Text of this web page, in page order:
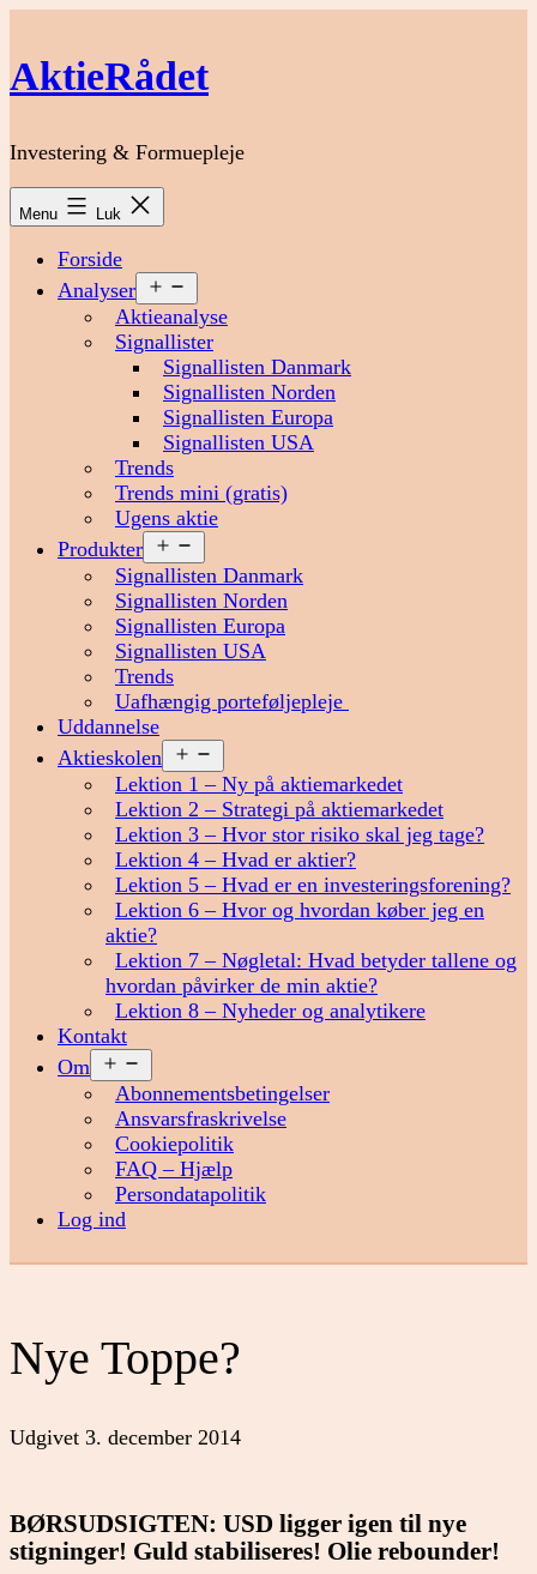
indhold
AktieRådet
Investering & Formuepleje
Menu Luk
Forside
Analyser
menu
Aktieanalyse
Signallister
Signallisten Danmark
Signallisten Norden
Signallisten Europa
Signallisten USA
Trends
Trends mini (gratis)
Ugens aktie
Produkter
menu
Signallisten Danmark
Signallisten Norden
Signallisten Europa
Signallisten USA
Trends
Uafhængig porteføljepleje
Uddannelse
Aktieskolen
menu
Lektion 1 – Ny på aktiemarkedet
Lektion 2 – Strategi på aktiemarkedet
Lektion 3 – Hvor stor risiko skal jeg tage?
Lektion 4 – Hvad er aktier?
Lektion 5 – Hvad er en investeringsforening?
Lektion 6 – Hvor og hvordan køber jeg en
aktie?
Lektion 7 – Nøgletal: Hvad betyder tallene og
hvordan påvirker de min aktie?
Lektion 8 – Nyheder og analytikere
Kontakt
Om
menu
Abonnementsbetingelser
Ansvarsfraskrivelse
Cookiepolitik
FAQ – Hjælp
Persondatapolitik
Log ind
Nye Toppe?
Udgivet 3. december 2014
BØRSUDSIGTEN: USD ligger igen til nye
stigninger! Guld stabiliseres! Olie rebounder!